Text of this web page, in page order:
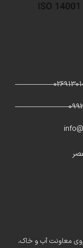
معاونت آب و خاک،